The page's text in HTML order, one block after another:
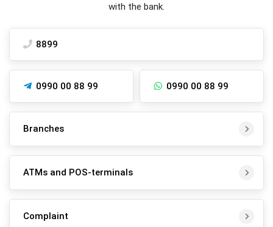
with the bank.
8899
0990 00 88 99 0990 00 88 99
Branches
ATMs and POS-terminals
Complaint